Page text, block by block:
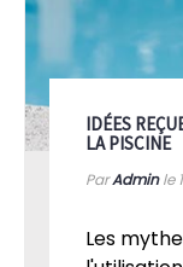
IDÉES
LA PISCINE
ParAdminle
Les